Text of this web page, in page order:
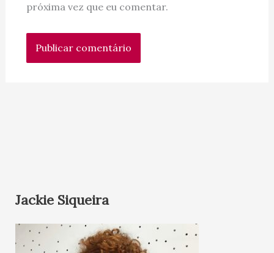
próxima vez que eu comentar.
Jackie Siqueira